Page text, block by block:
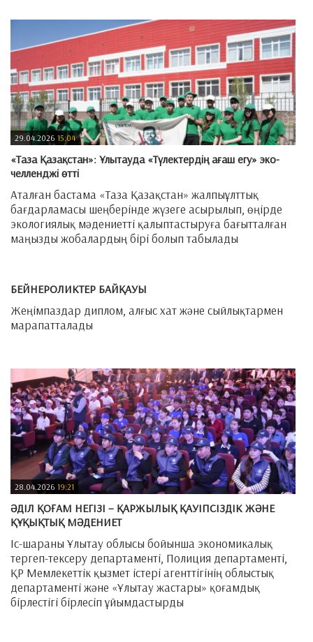
29.04.2026 15:04
«Таза Қазақстан»: Ұлытауда «Түлектердің ағаш егу» эко-
челленджі өтті
Аталған бастама «Таза Қазақстан» жалпыұлттық
бағдарламасы шеңберінде жүзеге асырылып, өңірде
экологиялық мәдениетті қалыптастыруға бағытталған
маңызды жобалардың бірі болып табылады
БЕЙНЕРОЛИКТЕР БАЙҚАУЫ
Жеңімпаздар диплом, алғыс хат және сыйлықтармен
марапатталады
28.04.2026 19:21
ӘДІЛ ҚОҒАМ НЕГІЗІ – ҚАРЖЫЛЫҚ ҚАУІПСІЗДІК ЖӘНЕ
ҚҰҚЫҚТЫҚ МӘДЕНИЕТ
Іс-шараны Ұлытау облысы бойынша экономикалық
тергеп-тексеру департаменті, Полиция департаменті,
ҚР Мемлекеттік қызмет істері агенттігінің облыстық
департаменті және «Ұлытау жастары» қоғамдық
бірлестігі бірлесіп ұйымдастырды